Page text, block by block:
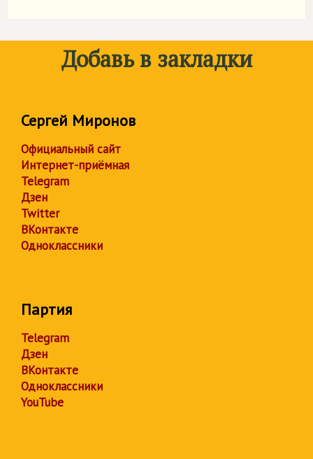
Добавь в закладки
Сергей Миронов
Официальный сайт
Интернет-приёмная
Telegram
Дзен
Twitter
ВКонтакте
Одноклассники
Партия
Telegram
Дзен
ВКонтакте
Одноклассники
YouTube